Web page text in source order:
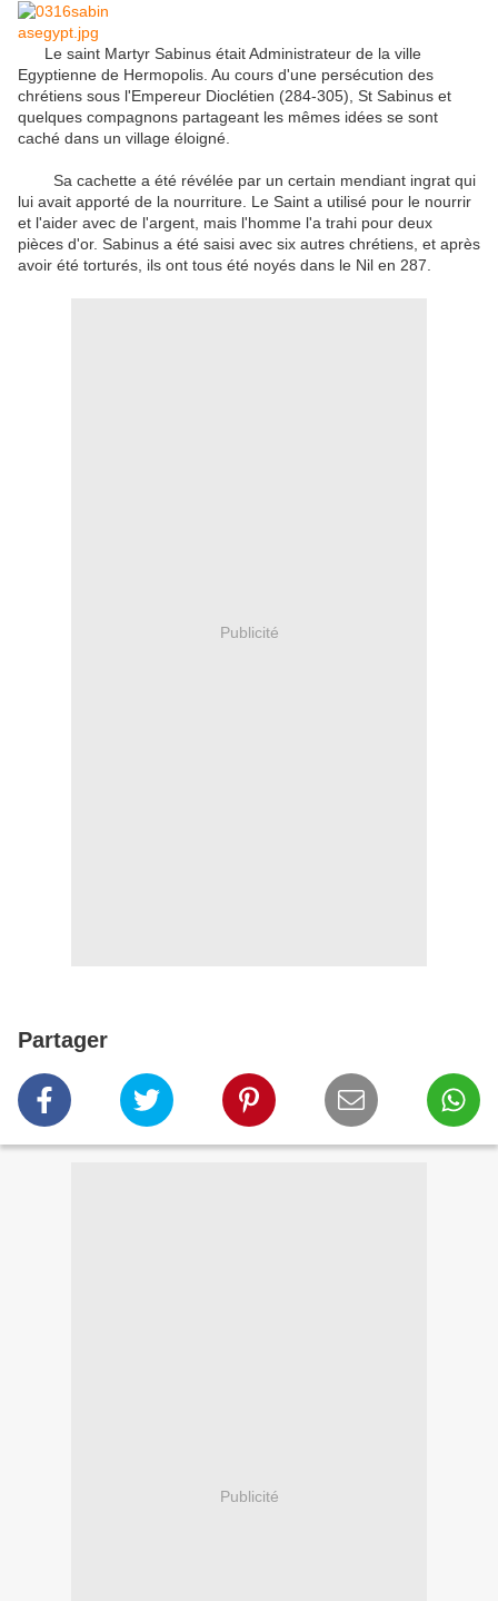
Le saint Martyr Sabinus étaitAdministrateur de la ville
Egyptienne de Hermopolis Au cours d'une persécution des
chrétiens sous l'Empereur Dioclétien (284-305), St Sabinus et
quelques compagnons partageant les mêmes idées se sont
caché dans un village éloigné
Sa cachette a été révélée par un certain mendiant ingrat qui
lui avait apporté de la nourriture Le Saint a utilisé pour le nourrir
et l'aider avec de l'argent , mais l'homme l'a trahi pour deux
pièces d'or. Sabinus a été saisi avec six autres chrétiens et après
avoir été torturés , ils ont tous été noyés dans le Nil en 287.
Publicité
Partager
Publicité